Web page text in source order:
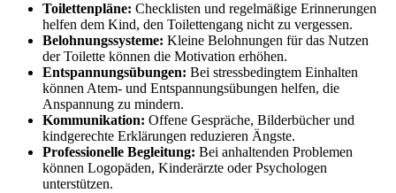
Toilettenpläne: Checklisten und regelmäßige Erinnerungen
helfen dem Kind, den Toilettengang nicht zu vergessen.
Belohnungssysteme: Kleine Belohnungen für das Nutzen
der Toilette können die Motivation erhöhen.
Entspannungsübungen: Bei stressbedingtem Einhalten
können Atem- und Entspannungsübungen helfen, die
Anspannung zu mindern.
Kommunikation: Offene Gespräche, Bilderbücher und
kindgerechte Erklärungen reduzieren Ängste.
Professionelle Begleitung: Bei anhaltenden Problemen
können Logopäden, Kinderärzte oder Psychologen
unterstützen.